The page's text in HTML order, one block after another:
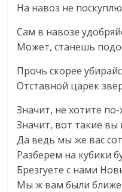
На навоз не
Сам в навозе
Может, станешь
Прочь скорее
Отставной царек
Значит, не хотите
Значит, вот такие вы
Да ведь мы же вас
Разберем на кубики
Брезгуете с нами
Мы ж вам были